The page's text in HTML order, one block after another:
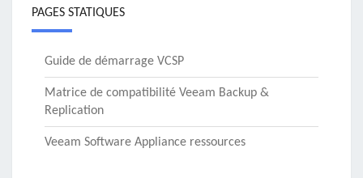
PAGES STATIQUES
Guide de démarrage VCSP
Matrice de compatibilité Veeam Backup &
Replication
Veeam Software Appliance ressources